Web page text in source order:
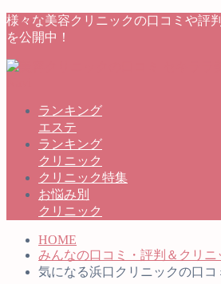
様々な美容クリニックの口コミや評
を公開中！
ランキング
エステ
ランキング
クリニック
クリニック特集
お悩み別
クリニック
HOME
みんなの口コミ・評判＆クリニ
気になる浜口クリニックの口コ